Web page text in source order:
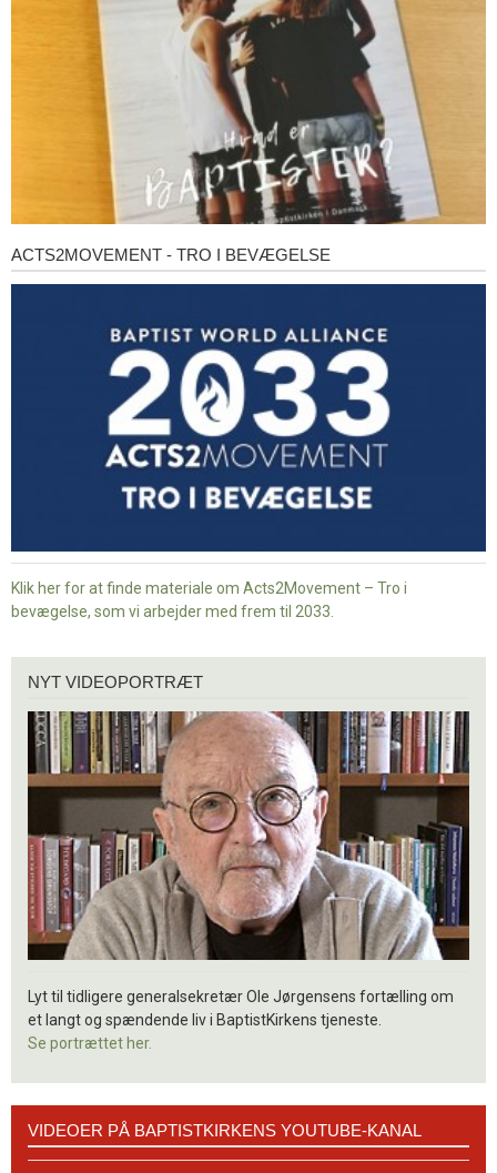
Acts2Movement
ACTS2MOVEMENT - TRO I BEVÆGELSE
Klik her for at finde materiale om Acts2Movement – Tro i
bevægelse, som vi arbejder med frem til 2033.
videoportræt
NYT VIDEOPORTRÆT
Lyt til tidligere generalsekretær Ole Jørgensens fortælling om
et langt og spændende liv i BaptistKirkens tjeneste.
Se portrættet her.
BaptistKirkens
VIDEOER PÅ BAPTISTKIRKENS YOUTUBE-KANAL